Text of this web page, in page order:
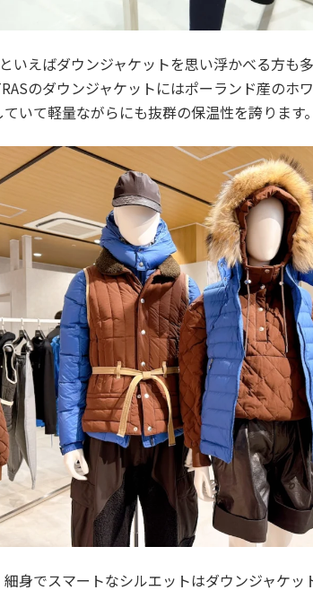
いえばダウンジャケットを思い浮かべる方も
のダウンジャケットにはポーランド産のホ
いて軽量ながらにも抜群の保温性を誇ります。
細身でスマートなシルエットはダウンジャケッ